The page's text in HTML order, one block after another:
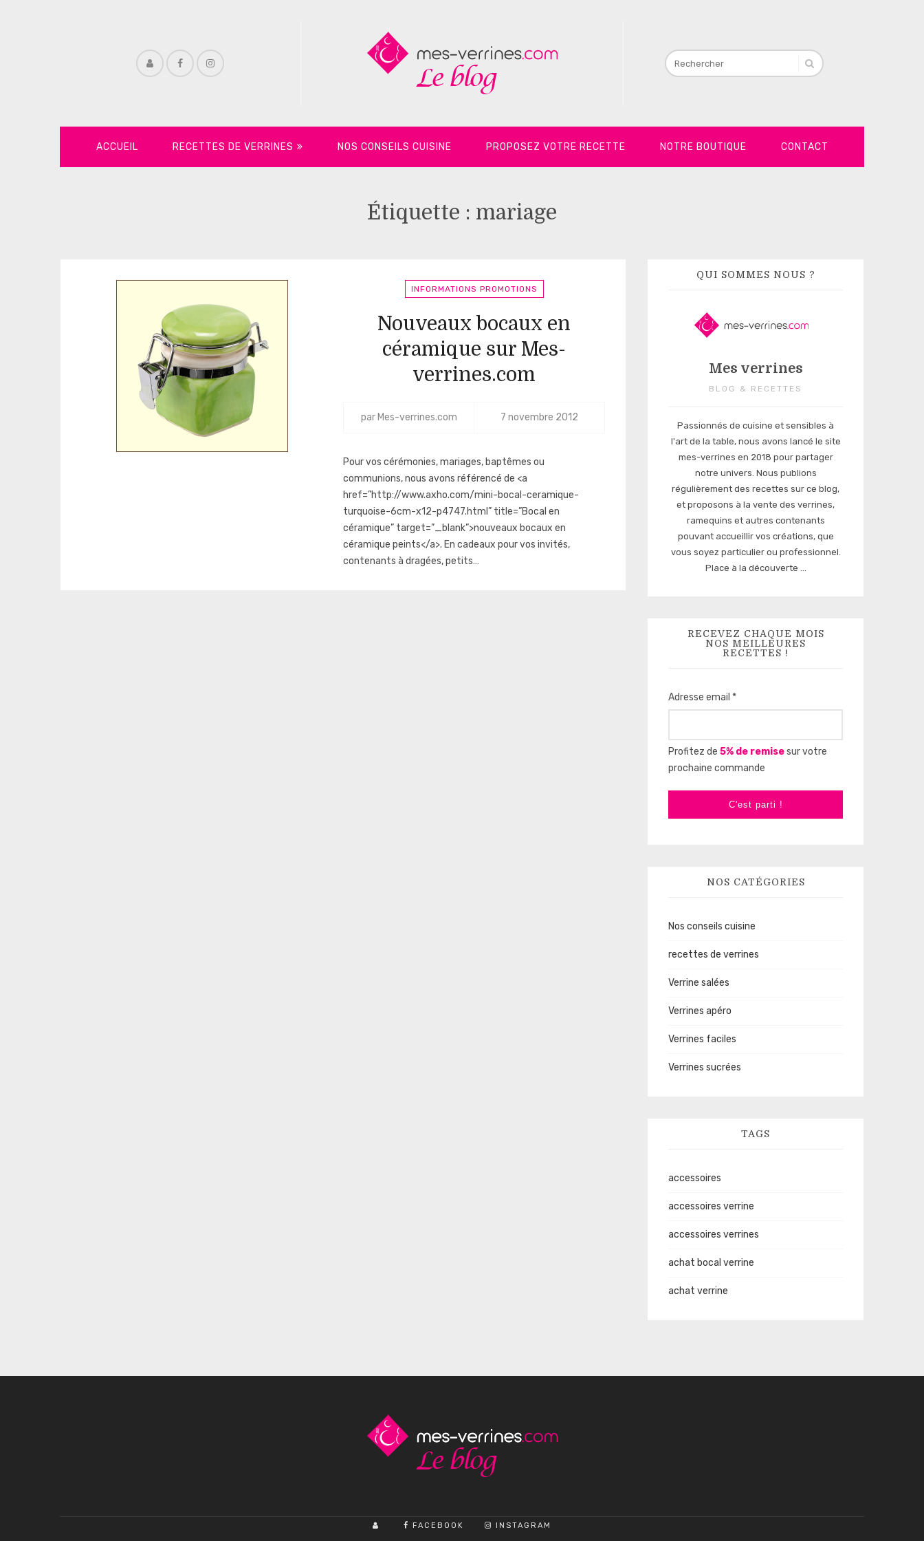
ACCUEIL RECETTES DE VERRINES NOS CONSEILS CUISINE PROPOSEZ VOTRE RECETTE NOTRE BOUTIQUE CONTACT
Étiquette : mariage
INFORMATIONS PROMOTIONS
Nouveaux bocaux en
céramique sur Mes-
verrines.com
par Mes-verrines.com 7 novembre 2012
Pour vos cérémonies, mariages, baptêmes ou
communions, nous avons référencé de <a
href=”http://www.axho.com/mini-bocal-ceramique-
turquoise-6cm-x12-p4747.html” title=”Bocal en
céramique” target=”_blank”>nouveaux bocaux en
céramique peints</a>. En cadeaux pour vos invités,
contenants à dragées, petits…
QUI SOMMES NOUS ?
Mes verrines
BLOG & RECETTES
Passionnés de cuisine et sensibles à
l'art de la table, nous avons lancé le site
mes-verrines en 2018 pour partager
notre univers. Nous publions
régulièrement des recettes sur ce blog,
et proposons à la vente des verrines,
ramequins et autres contenants
pouvant accueillir vos créations, que
vous soyez particulier ou professionnel.
Place à la découverte ...
RECEVEZ CHAQUE MOIS
NOS MEILLEURES
RECETTES !
Adresse email *
Profitez de5% de remisesur votre
prochaine commande
C'est parti !
NOS CATÉGORIES
Nos conseils cuisine
recettes de verrines
Verrine salées
Verrines apéro
Verrines faciles
Verrines sucrées
TAGS
accessoires
accessoires verrine
accessoires verrines
achat bocal verrine
achat verrine
FACEBOOK INSTAGRAM